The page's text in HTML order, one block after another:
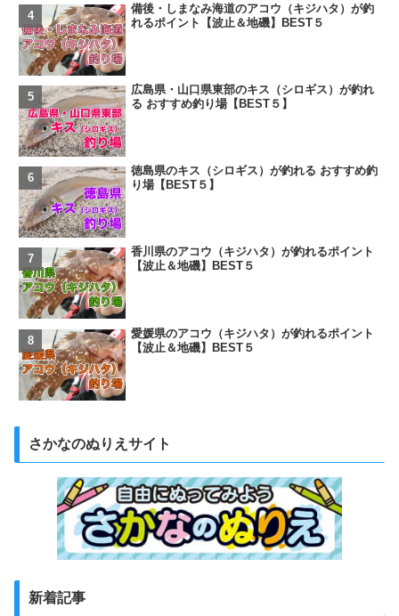
備後・しまなみ海道のアコウ（キジハタ）が釣
れるポイント【波止＆地磯】BEST５
広島県・山口県東部のキス（シロギス）が釣れ
る おすすめ釣り場【BEST５】
徳島県のキス（シロギス）が釣れる おすすめ釣
り場【BEST５】
香川県のアコウ（キジハタ）が釣れるポイント
【波止＆地磯】BEST５
愛媛県のアコウ（キジハタ）が釣れるポイント
【波止＆地磯】BEST５
さかなのぬりえサイト
新着記事